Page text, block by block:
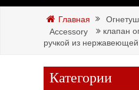
Главная
Accessory
клапан
ручкой из нержавеющей
Категории